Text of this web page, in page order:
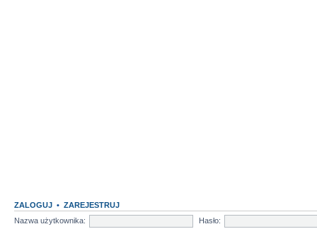
ZALOGUJ • ZAREJESTRUJ
Nazwa użytkownika:
Hasło: